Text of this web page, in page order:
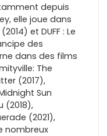
depuis
elle joue dans
et DUFF : Le
des
dans des films
The
(2017),
Sun
(2018),
(2021),
nombreux